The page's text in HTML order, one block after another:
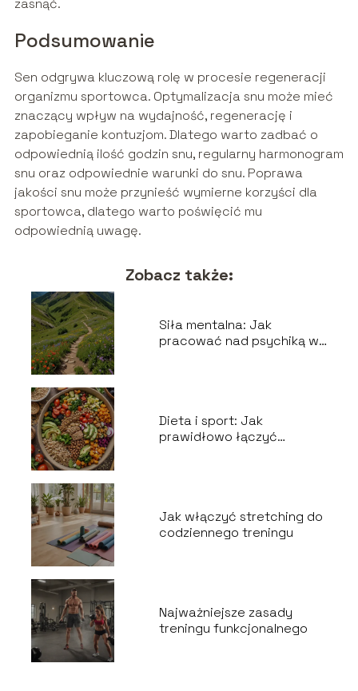
zasnąć.
Podsumowanie
Sen odgrywa kluczową rolę w procesie regeneracji
organizmu sportowca. Optymalizacja snu może mieć
znaczący wpływ na wydajność, regenerację i
zapobieganie kontuzjom. Dlatego warto zadbać o
odpowiednią ilość godzin snu, regularny harmonogram
snu oraz odpowiednie warunki do snu. Poprawa
jakości snu może przynieść wymierne korzyści dla
sportowca, dlatego warto poświęcić mu
odpowiednią uwagę.
Zobacz także:
Siła mentalna: Jak
pracować nad psychiką w
Dieta i sport: Jak
prawidłowo łączyć
Jak włączyć stretching do
codziennego treningu
Najważniejsze zasady
treningu funkcjonalnego